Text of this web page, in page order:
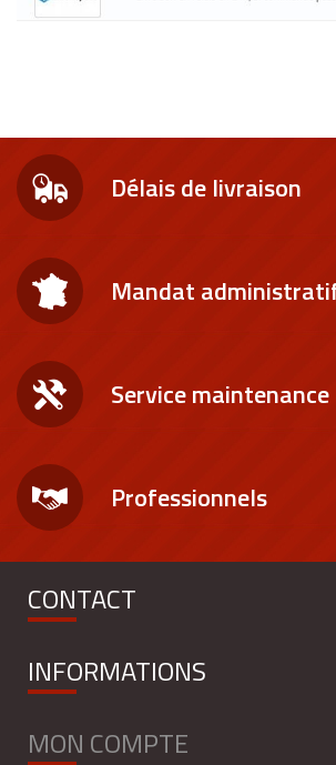
Délais de livraison
Mandat
Service maintenance
Professionnels
CONTACT
INFORMATIONS
MON COMPTE